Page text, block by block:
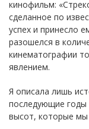
кинофильм:
сделанное по
успех и принесло
разошелся в
кинематографии
явлением.
Я описала лишь
последующие годы
высот, которые мы